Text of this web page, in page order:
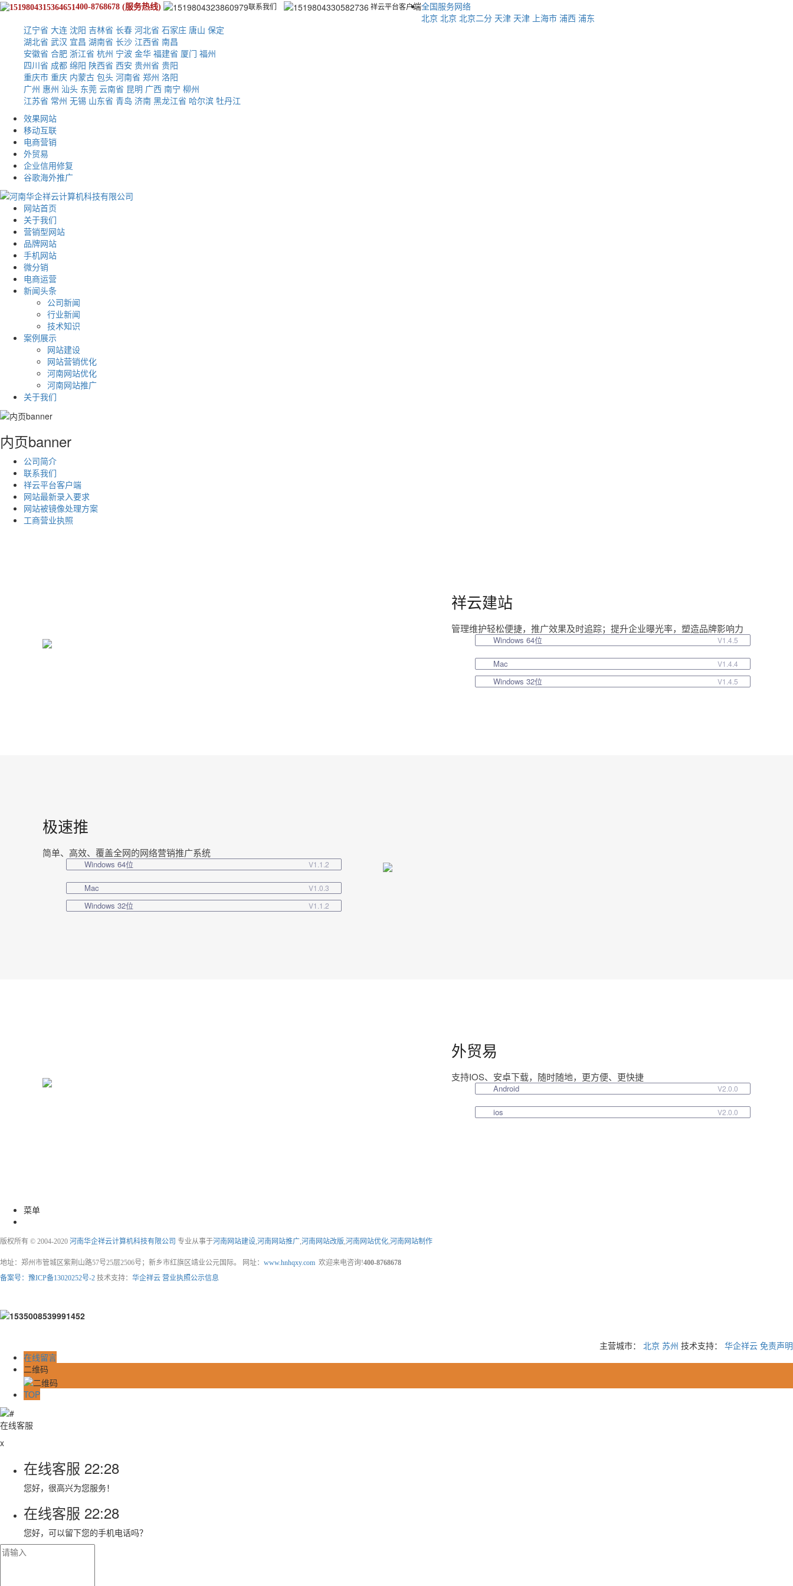
400-8768678 (服务热线) 联系我们 祥云平台客户端全国服务网络
北京 北京 北京二分 天津 天津 上海市 浦西 浦东
辽宁省 大连 沈阳 吉林省 长春 河北省 石家庄 唐山 保定
湖北省 武汉 宜昌 湖南省 长沙 江西省 南昌
安徽省 合肥 浙江省 杭州 宁波 金华 福建省 厦门 福州
四川省 成都 绵阳 陕西省 西安 贵州省 贵阳
重庆市 重庆 内蒙古 包头 河南省 郑州 洛阳
广州 惠州 汕头 东莞 云南省 昆明 广西 南宁 柳州
江苏省 常州 无锡 山东省 青岛 济南 黑龙江省 哈尔滨 牡丹江
效果网站
移动互联
电商营销
外贸易
企业信用修复
谷歌海外推广
网站首页
关于我们
营销型网站
品牌网站
手机网站
微分销
电商运营
新闻头条
公司新闻
行业新闻
技术知识
案例展示
网站建设
网站营销优化
河南网站优化
河南网站推广
关于我们
内页banner
公司简介
联系我们
祥云平台客户端
网站最新录入要求
网站被镜像处理方案
工商营业执照
祥云建站
管理维护轻松便捷，推广效果及时追踪；提升企业曝光率，塑造品牌影响力
Windows 64位 V1.4.5
Mac V1.4.4
Windows 32位 V1.4.5
极速推
简单、高效、覆盖全网的网络营销推广系统
Windows 64位 V1.1.2
Mac V1.0.3
Windows 32位 V1.1.2
外贸易
支持IOS、安卓下载，随时随地，更方便、更快捷
Android V2.0.0
ios V2.0.0
菜单
版权所有 © 2004-2020 河南华企祥云计算机科技有限公司 专业从事于河南网站建设,河南网站推广,河南网站改版,河南网站优化,河南网站制作
地址：郑州市管城区紫荆山路57号25层2506号；新乡市红旗区靖业公元国际。 网址： www.hnhqxy.com 欢迎来电咨询!400-8768678
备案号：豫ICP备13020252号-2 技术支持： 华企祥云 营业执照公示信息
主营城市： 北京 苏州 技术支持： 华企祥云 免责声明
在线留言
二维码
TOP
在线客服
x
在线客服 22:28
您好，很高兴为您服务！
在线客服 22:28
您好，可以留下您的手机电话吗？